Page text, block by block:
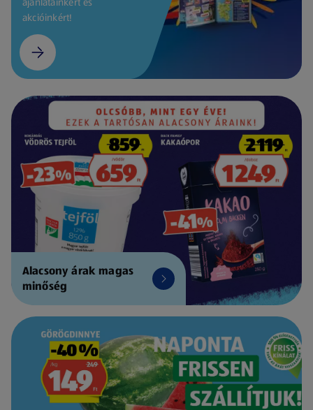
akcióinkért!
Alacsony árak magas
minőség